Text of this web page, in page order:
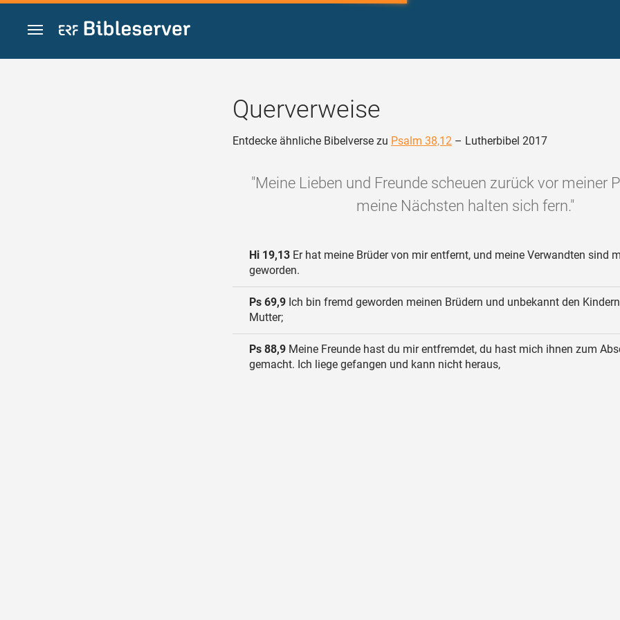
Zum Inhalt springen
Querverweise
Entdecke ähnliche Bibelverse zu Psalm 38,12 – Lutherbibel 2017
"Meine Lieben und Freunde scheuen zurück vor meiner
meine Nächsten halten sich fern."
Hi 19,13 Er hat meine Brüder von mir entfernt, und meine Verwandten sind
geworden.
Ps 69,9 Ich bin fremd geworden meinen Brüdern und unbekannt den
Mutter;
Ps 88,9 Meine Freunde hast du mir entfremdet, du hast mich ihnen zum
gemacht. Ich liege gefangen und kann nicht heraus,